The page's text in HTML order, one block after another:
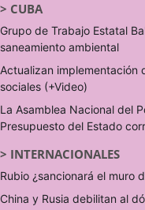
> CUBA
Grupo de Trabajo Estatal
saneamiento ambiental
Actualizan implementación
sociales (+Video)
La Asamblea Nacional del
Presupuesto del Estado
> INTERNACIONALES
Rubio ¿sancionará el muro
China y Rusia debilitan al